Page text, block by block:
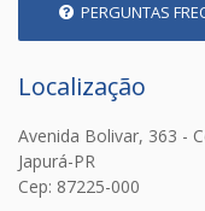
PERGUNTAS
Localização
Avenida Bolivar, 363 -
Japurá-PR
Cep: 87225-000